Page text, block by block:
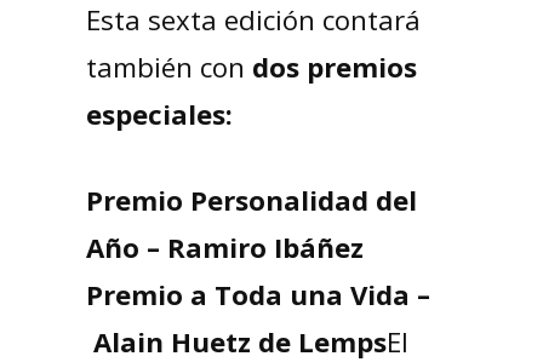
Esta sexta edición contará
también con dos premios
especiales:
Premio Personalidad del
Año – Ramiro Ibáñez
Premio a Toda una Vida –
Alain Huetz de LempsEl